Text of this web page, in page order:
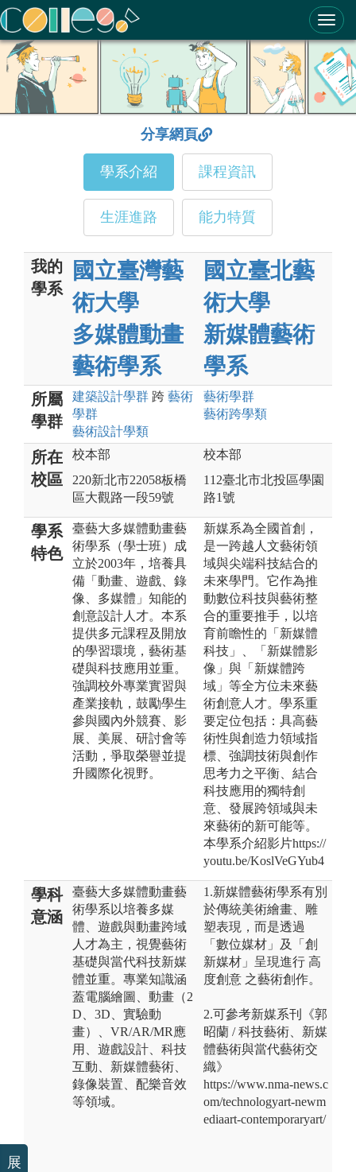
ColleGo! 大學選才與高中育才輔助系統
分享網頁
學系介紹 課程資訊
生涯進路 能力特質
我的
學系
國立臺灣藝
術大學
多媒體動畫
藝術學系
國立臺北藝
術大學
新媒體藝術
學系
所屬
學群
建築設計學群 跨 藝術
學群
藝術設計學類
藝術學群
藝術跨學類
所在
校區
校本部
220新北市22058板橋
區大觀路一段59號
校本部
112臺北市北投區學園
路1號
學系
特色
臺藝大多媒體動畫藝
術學系（學士班）成
立於2003年，培養具
備「動畫、遊戲、錄
像、多媒體」知能的
創意設計人才。本系
提供多元課程及開放
的學習環境，藝術基
礎與科技應用並重。
強調校外專業實習與
產業接軌，鼓勵學生
參與國內外競賽、影
展、美展、研討會等
活動，爭取榮譽並提
升國際化視野。
新媒系為全國首創，
是一跨越人文藝術領
域與尖端科技結合的
未來學門。它作為推
動數位科技與藝術整
合的重要推手，以培
育前瞻性的「新媒體
科技」、「新媒體影
像」與「新媒體跨
域」等全方位未來藝
術創意人才。學系重
要定位包括：具高藝
術性與創造力領域指
標、強調技術與創作
思考力之平衡、結合
科技應用的獨特創
意、發展跨領域與未
來藝術的新可能等。
本學系介紹影片https://
youtu.be/KoslVeGYub4
學科
意涵
臺藝大多媒體動畫藝
術學系以培養多媒
體、遊戲與動畫跨域
人才為主，視覺藝術
基礎與當代科技新媒
體並重。專業知識涵
蓋電腦繪圖、動畫（2
D、3D、實驗動
畫）、VR/AR/MR應
用、遊戲設計、科技
互動、新媒體藝術、
錄像裝置、配樂音效
等領域。
1.新媒體藝術學系有別
於傳統美術繪畫、雕
塑表現，而是透過
「數位媒材」及「創
新媒材」呈現進行 高
度創意 之藝術創作。
2.可參考新媒系刊《郭
昭蘭 / 科技藝術、新媒
體藝術與當代藝術交
織》
https://www.nma-news.c
om/technologyart-newm
ediaart-contemporaryart/
展